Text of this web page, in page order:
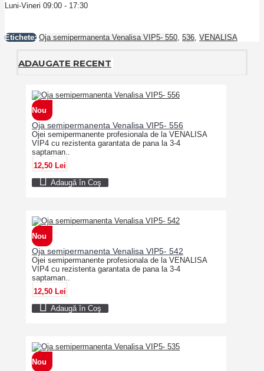
Luni-Vineri 09:00 - 17:30
Etichete: Oja semipermanenta Venalisa VIP5- 550 536 VENALISA
ADAUGATE RECENT
Nou
Oja semipermanenta Venalisa VIP5- 556
Ojei semipermanente profesionala de la VENALISA
VIP4 cu rezistenta garantata de pana la 3-4
saptaman..
12,50 Lei
Adaugă în Coş
Nou
Oja semipermanenta Venalisa VIP5- 542
Ojei semipermanente profesionala de la VENALISA
VIP4 cu rezistenta garantata de pana la 3-4
saptaman..
12,50 Lei
Adaugă în Coş
Nou